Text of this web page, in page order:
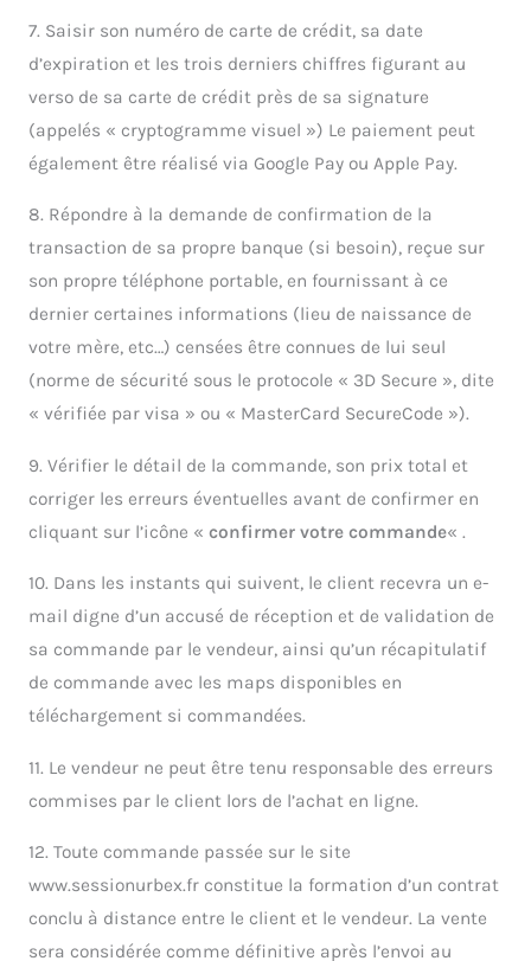
7. Saisir son numéro de carte de crédit, sa date
d’expiration et les trois derniers chiffres figurant au
verso de sa carte de crédit près de sa signature
(appelés « cryptogramme visuel ») Le paiement peut
également être réalisé via Google Pay ou Apple Pay.
8. Répondre à la demande de confirmation de la
transaction de sa propre banque (si besoin), reçue sur
son propre téléphone portable, en fournissant à ce
dernier certaines informations (lieu de naissance de
votre mère, etc…) censées être connues de lui seul
(norme de sécurité sous le protocole « 3D Secure », dite
« vérifiée par visa » ou « MasterCard SecureCode »).
9. Vérifier le détail de la commande, son prix total et
corriger les erreurs éventuelles avant de confirmer en
cliquant sur l’icône « confirmer votre commande« .
10. Dans les instants qui suivent, le client recevra un e-
mail digne d’un accusé de réception et de validation de
sa commande par le vendeur, ainsi qu’un récapitulatif
de commande avec les maps disponibles en
téléchargement si commandées.
11. Le vendeur ne peut être tenu responsable des erreurs
commises par le client lors de l’achat en ligne.
12. Toute commande passée sur le site
www.sessionurbex.fr constitue la formation d’un contrat
conclu à distance entre le client et le vendeur. La vente
sera considérée comme définitive après l’envoi au